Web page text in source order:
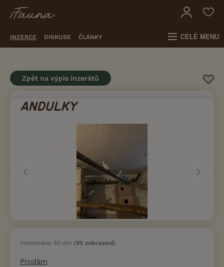
INZERCE DISKUSE ČLÁNKY CELÉ MENU
Zpět na výpis inzerátů
Inzerováno 50 dní (95 zobrazení)
Prodám
ANDULKY